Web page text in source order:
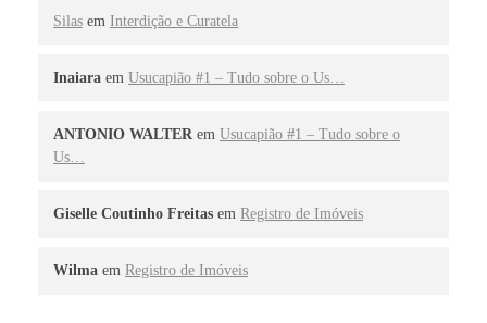
Silas em Interdição e Curatela
Inaiara em Usucapião #1 – Tudo sobre o Us…
ANTONIO WALTER em Usucapião #1 – Tudo sobre o
Us…
Giselle Coutinho Freitas em Registro de Imóveis
Wilma em Registro de Imóveis